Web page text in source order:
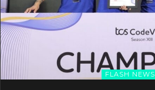
FLASH NEWS